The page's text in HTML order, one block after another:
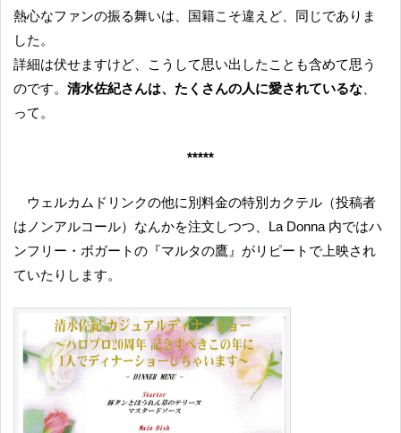
熱心なファンの振る舞いは、国籍こそ違えど、同じでありま
した。
詳細は伏せますけど、こうして思い出したことも含めて思う
のです。 清水佐紀さんは、たくさんの人に愛されているな
って。
*****
ウェルカムドリンクの他に別料金の特別カクテル（投稿者
はノンアルコール）なんかを注文しつつ、La Donna 内ではハ
ンフリー・ボガートの『マルタの鷹』がリピートで上映され
ていたりします。